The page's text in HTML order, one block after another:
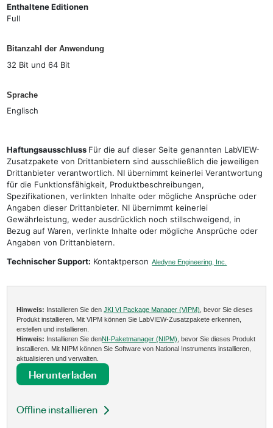
Enthaltene Editionen
Full
Bitanzahl der Anwendung
32 Bit und 64 Bit
Sprache
Englisch
Haftungsausschluss Für die auf dieser Seite genannten LabVIEW-
Zusatzpakete von Drittanbietern sind ausschließlich die jeweiligen
Drittanbieter verantwortlich. NI übernimmt keinerlei Verantwortung
für die Funktionsfähigkeit, Produktbeschreibungen,
Spezifikationen, verlinkten Inhalte oder mögliche Ansprüche oder
Angaben dieser Drittanbieter. NI übernimmt keinerlei
Gewährleistung, weder ausdrücklich noch stillschweigend, in
Bezug auf Waren, verlinkte Inhalte oder mögliche Ansprüche oder
Angaben von Drittanbietern.
Technischer Support: Kontaktperson Aledyne Engineering, Inc.
Hinweis: Installieren Sie denJKI VI Package Manager (VIPM) , bevor Sie dieses
Produkt installieren. Mit VIPM können Sie LabVIEW-Zusatzpakete erkennen,
erstellen und installieren.
Hinweis: Installieren Sie denNI-Paketmanager (NIPM) , bevor Sie dieses Produkt
installieren. Mit NIPM können Sie Software von National Instruments installieren,
aktualisieren und verwalten.
Herunterladen
Offline installieren